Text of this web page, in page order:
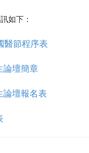
如下：
醫節程序表
論壇簡章
論壇報名表